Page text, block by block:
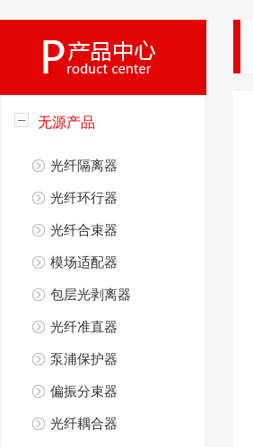
无源产品
光纤隔离器
光纤环行器
光纤合束器
模场适配器
包层光剥离器
光纤准直器
泵浦保护器
偏振分束器
光纤耦合器